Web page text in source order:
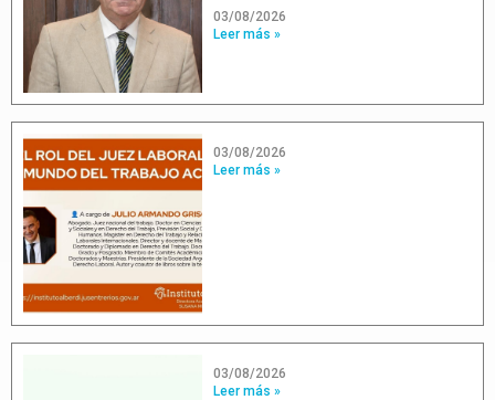
03/08/2026
Leer más »
03/08/2026
Leer más »
03/08/2026
Leer más »